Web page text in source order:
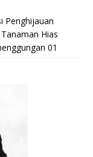
Penghijauan
Hias
01